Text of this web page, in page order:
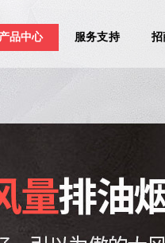
产品中心 服务支持 招